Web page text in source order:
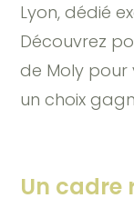
Lyon, dédié
Découvrez
de Moly pour
un choix
Un cadre